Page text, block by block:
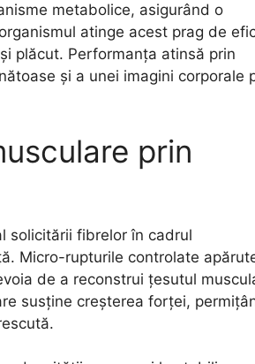
metabolice, asigurând o
atinge acest prag de
plăcut. Performanța atinsă prin
și a unei imagini corporale
prin
solicitării fibrelor în cadrul
Micro-rupturile controlate
de a reconstrui țesutul
susține creșterea forței,